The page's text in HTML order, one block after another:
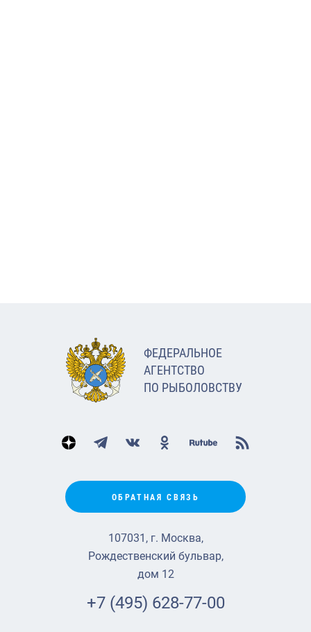
ФЕДЕРАЛЬНОЕ
АГЕНТСТВО
ПО РЫБОЛОВСТВУ
ОБРАТНАЯ СВЯЗЬ
107031, г. Москва,
Рождественский бульвар,
дом 12
+7 (495) 628-77-00